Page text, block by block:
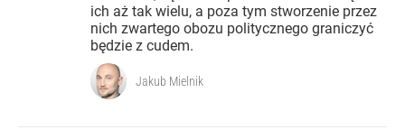
ich aż tak wielu, a poza tym stworzenie przez
nich zwartego obozu politycznego graniczyć
będzie z cudem.
Jakub Mielnik